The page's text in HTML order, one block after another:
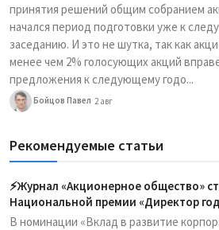
принятия решений общим собранием
начался период подготовки уже к
заседанию. И это не шутка, так как
менее чем 2% голосующих акций
предложения к следующему годо...
Бойцов Павел 2 авг
Рекомендуемые статьи
⚡️Журнал «Акционерное общество»
Национальной премии «Директор
В номинации «Вклад в развитие